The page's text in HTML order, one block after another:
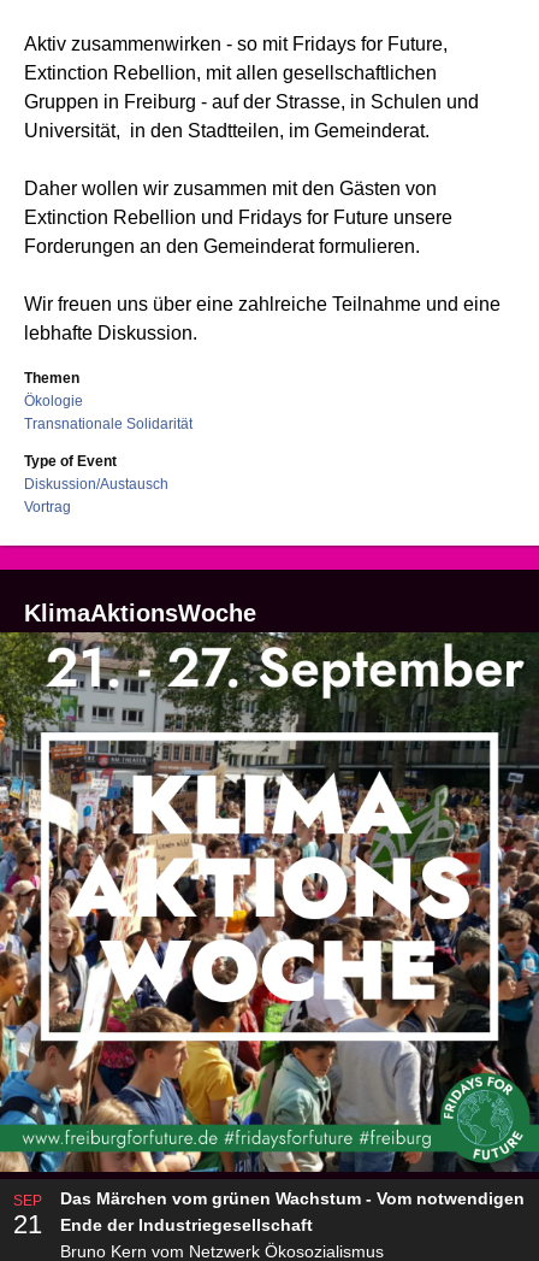
Aktiv zusammenwirken - so mit Fridays for Future,
Extinction Rebellion, mit allen gesellschaftlichen
Gruppen in Freiburg - auf der Strasse, in Schulen und
Universität, in den Stadtteilen, im Gemeinderat.
Daher wollen wir zusammen mit den Gästen von
Extinction Rebellion und Fridays for Future unsere
Forderungen an den Gemeinderat formulieren.
Wir freuen uns über eine zahlreiche Teilnahme und eine
lebhafte Diskussion.
Themen
Ökologie
Transnationale Solidarität
Type of Event
Diskussion/Austausch
Vortrag
KlimaAktionsWoche
SEP
21
Das Märchen vom grünen Wachstum - Vom notwendigen
Ende der Industriegesellschaft
Bruno Kern vom Netzwerk Ökosozialismus